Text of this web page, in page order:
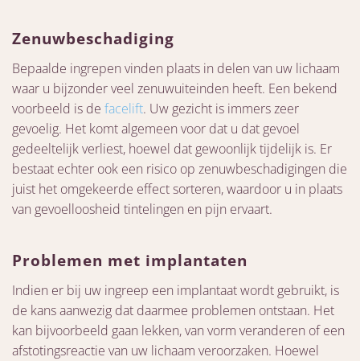
Zenuwbeschadiging
Bepaalde ingrepen vinden plaats in delen van uw lichaam
waar u bijzonder veel zenuwuiteinden heeft. Een bekend
voorbeeld is de facelift. Uw gezicht is immers zeer
gevoelig. Het komt algemeen voor dat u dat gevoel
gedeeltelijk verliest, hoewel dat gewoonlijk tijdelijk is. Er
bestaat echter ook een risico op zenuwbeschadigingen die
juist het omgekeerde effect sorteren, waardoor u in plaats
van gevoelloosheid tintelingen en pijn ervaart.
Problemen met implantaten
Indien er bij uw ingreep een implantaat wordt gebruikt, is
de kans aanwezig dat daarmee problemen ontstaan. Het
kan bijvoorbeeld gaan lekken, van vorm veranderen of een
afstotingsreactie van uw lichaam veroorzaken. Hoewel